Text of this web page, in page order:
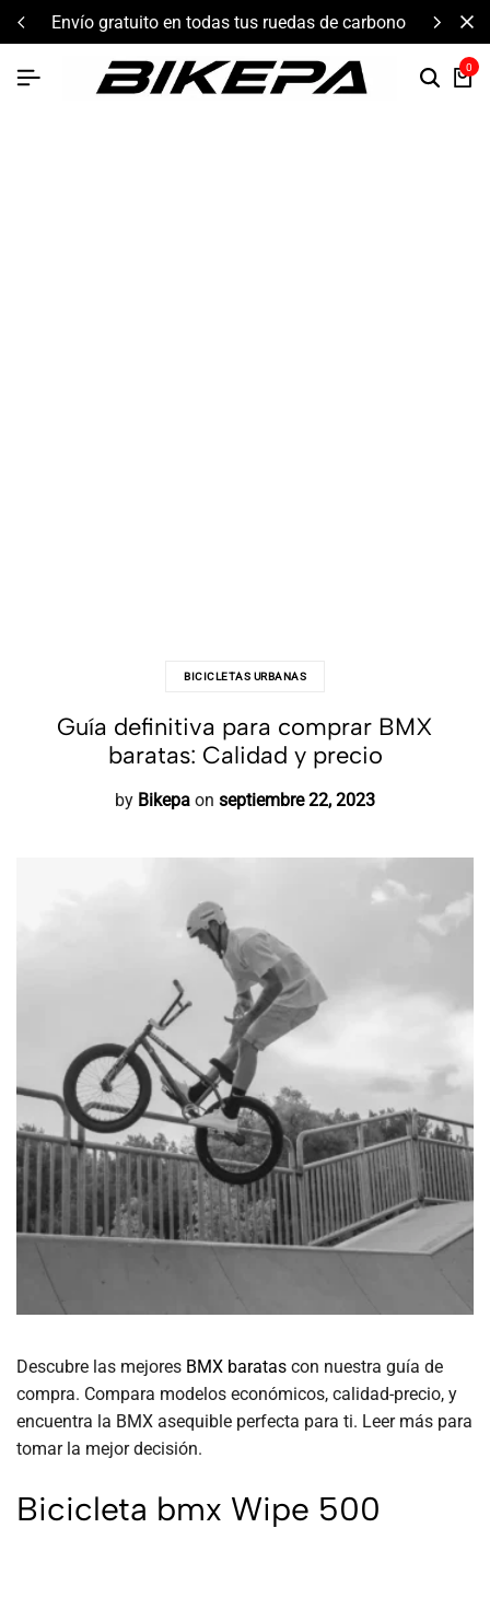
componentes de alto rendimiento y bikepacking
0
BICICLETAS URBANAS
Guía definitiva para comprar BMX
baratas: Calidad y precio
by Bikepa on septiembre 22, 2023
Descubre las mejores BMX baratas con nuestra guía de
compra. Compara modelos económicos, calidad-precio, y
encuentra la BMX asequible perfecta para ti. Leer más para
tomar la mejor decisión.
Bicicleta bmx Wipe 500